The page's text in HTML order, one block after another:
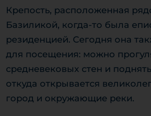
Крепость, расположенная
Базиликой, когда-то была
резиденцией. Сегодня она
для посещения: можно
средневековых стен и
откуда открывается
город и окружающие реки.